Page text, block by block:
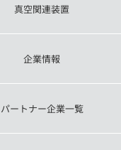
真空関連装置
企業情報
パートナー企業一覧